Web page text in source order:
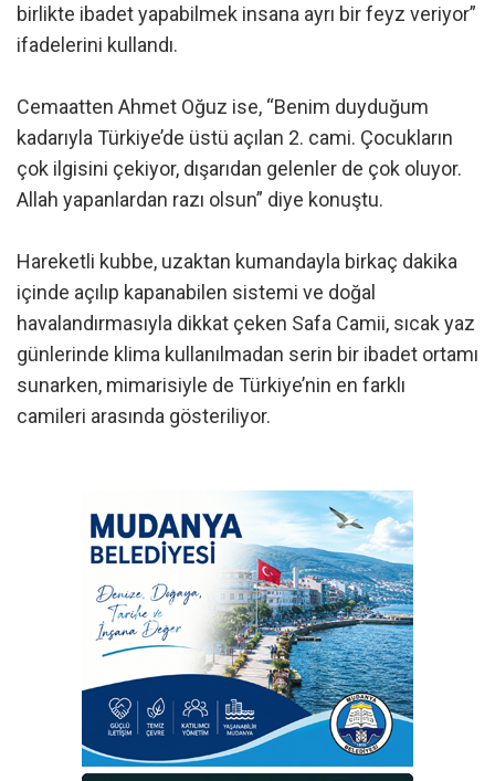
birlikte ibadet yapabilmek insana ayrı bir feyz veriyor”
ifadelerini kullandı.
Cemaatten Ahmet Oğuz ise, “Benim duyduğum
kadarıyla Türkiye’de üstü açılan 2. cami. Çocukların
çok ilgisini çekiyor, dışarıdan gelenler de çok oluyor.
Allah yapanlardan razı olsun” diye konuştu.
Hareketli kubbe, uzaktan kumandayla birkaç dakika
içinde açılıp kapanabilen sistemi ve doğal
havalandırmasıyla dikkat çeken Safa Camii, sıcak yaz
günlerinde klima kullanılmadan serin bir ibadet ortamı
sunarken, mimarisiyle de Türkiye’nin en farklı
camileri arasında gösteriliyor.